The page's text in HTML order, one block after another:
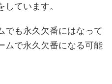
ています。
でも永久欠番にはなって
ムで永久欠番になる可能